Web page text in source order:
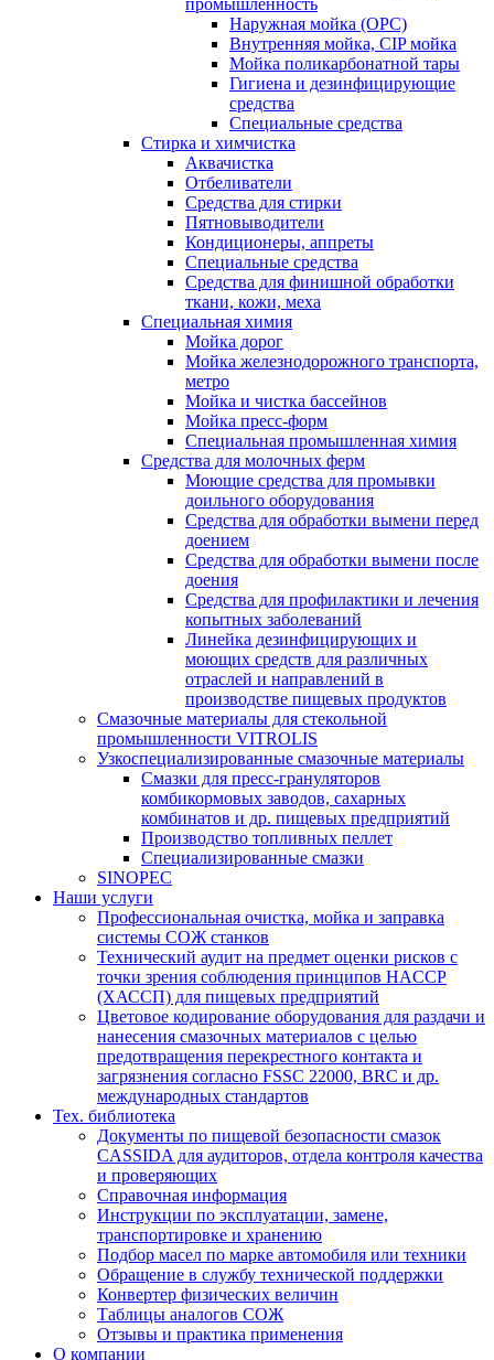
промышленность
Наружная мойка (ОРС)
Внутренняя мойка, CIP мойка
Мойка поликарбонатной тары
Гигиена и дезинфицирующие
средства
Специальные средства
Стирка и химчистка
Аквачистка
Отбеливатели
Средства для стирки
Пятновыводители
Кондиционеры, аппреты
Специальные средства
Средства для финишной обработки
ткани, кожи, меха
Специальная химия
Мойка дорог
Мойка железнодорожного транспорта,
метро
Мойка и чистка бассейнов
Мойка пресс-форм
Специальная промышленная химия
Средства для молочных ферм
Моющие средства для промывки
доильного оборудования
Средства для обработки вымени перед
доением
Средства для обработки вымени после
доения
Средства для профилактики и лечения
копытных заболеваний
Линейка дезинфицирующих и
моющих средств для различных
отраслей и направлений в
производстве пищевых продуктов
Смазочные материалы для стекольной
промышленности VITROLIS
Узкоспециализированные смазочные материалы
Смазки для пресс-грануляторов
комбикормовых заводов, сахарных
комбинатов и др. пищевых предприятий
Производство топливных пеллет
Специализированные смазки
SINOPEC
Наши услуги
Профессиональная очистка, мойка и заправка
системы СОЖ станков
Технический аудит на предмет оценки рисков с
точки зрения соблюдения принципов HACCP
(ХАССП) для пищевых предприятий
Цветовое кодирование оборудования для раздачи и
нанесения смазочных материалов с целью
предотвращения перекрестного контакта и
загрязнения согласно FSSC 22000, BRC и др.
международных стандартов
Тех. библиотека
Документы по пищевой безопасности смазок
CASSIDA для аудиторов, отдела контроля качества
и проверяющих
Справочная информация
Инструкции по эксплуатации, замене,
транспортировке и хранению
Подбор масел по марке автомобиля или техники
Обращение в службу технической поддержки
Конвертер физических величин
Таблицы аналогов СОЖ
Отзывы и практика применения
О компании